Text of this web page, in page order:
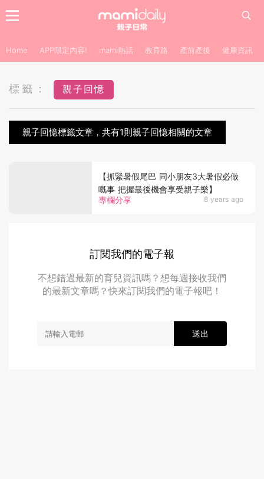
Home APP限定內容! mami熱話 教育路 產前產後 健康資訊
標籤： 親子回憶
親子回憶標籤文章，共有1則親子回憶相關的文章
專欄分享 8 years ago
【抓緊暑假尾巴 同小朋友3大暑假必做
嘅事 把握最後機會享受親子樂】
訂閱我們的電子報
不想錯過最新的育兒資訊嗎？想每週接收我們
的最新文章嗎？快來訂閱我們的電子報吧！
送出